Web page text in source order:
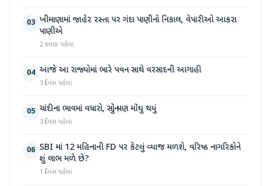
03 ખીમાણામાં જાહેર રસ્તા પર ગંદા પાણીનો નિકાલ, વેપારીઓ આકરા
પાણીએ
2 કલાક પહેલા
04 આજે આ રાજ્યોમાં ભારે પવન સાથે વરસાદની આગાહી
3 દિવસ પહેલા
05 ચાંદીના ભાવમાં વધારો, સોનું પણ મોંઘુ થયું
3 દિવસ પહેલા
06 SBI માં 12 મહિનાની FD પર કેટલું વ્યાજ મળશે, વરિષ્ઠ નાગરિકોને
શું લાભ મળે છે?
1 દિવસ પહેલા